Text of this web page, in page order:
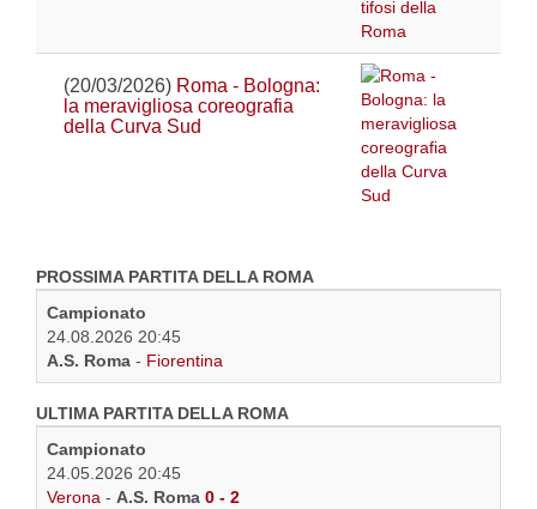
(20/03/2026) Roma - Bologna:
la meravigliosa coreografia
della Curva Sud
PROSSIMA PARTITA DELLA ROMA
Campionato
24.08.2026 20:45
A.S. Roma - Fiorentina
ULTIMA PARTITA DELLA ROMA
Campionato
24.05.2026 20:45
Verona - A.S. Roma 0 - 2